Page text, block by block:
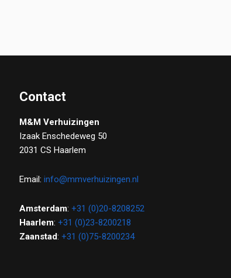
Contact
M&M Verhuizingen
Izaak Enschedeweg 50
2031 CS Haarlem
Email: info@mmverhuizingen.nl
Amsterdam: +31 (0)20-8208252
Haarlem: +31 (0)23-8200218
Zaanstad: +31 (0)75-8200234